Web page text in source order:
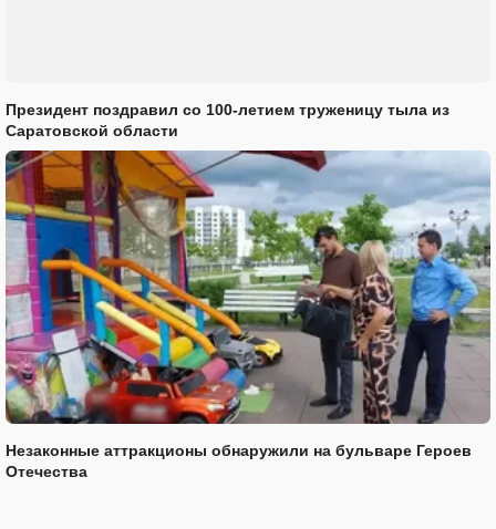
Президент поздравил со 100-летием труженицу тыла из
Саратовской области
Незаконные аттракционы обнаружили на бульваре Героев
Отечества